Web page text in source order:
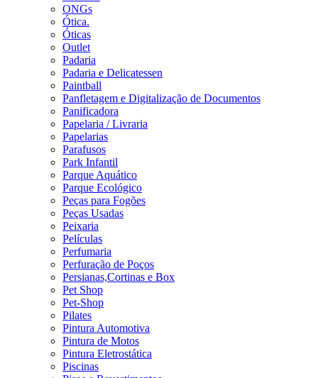
ONGs
Ótica.
Óticas
Outlet
Padaria
Padaria e Delicatessen
Paintball
Panfletagem e Digitalização de Documentos
Panificadora
Papelaria / Livraria
Papelarias
Parafusos
Park Infantil
Parque Aquático
Parque Ecológico
Peças para Fogões
Peças Usadas
Peixaria
Películas
Perfumaria
Perfuração de Poços
Persianas,Cortinas e Box
Pet Shop
Pet-Shop
Pilates
Pintura Automotiva
Pintura de Motos
Pintura Eletrostática
Piscinas